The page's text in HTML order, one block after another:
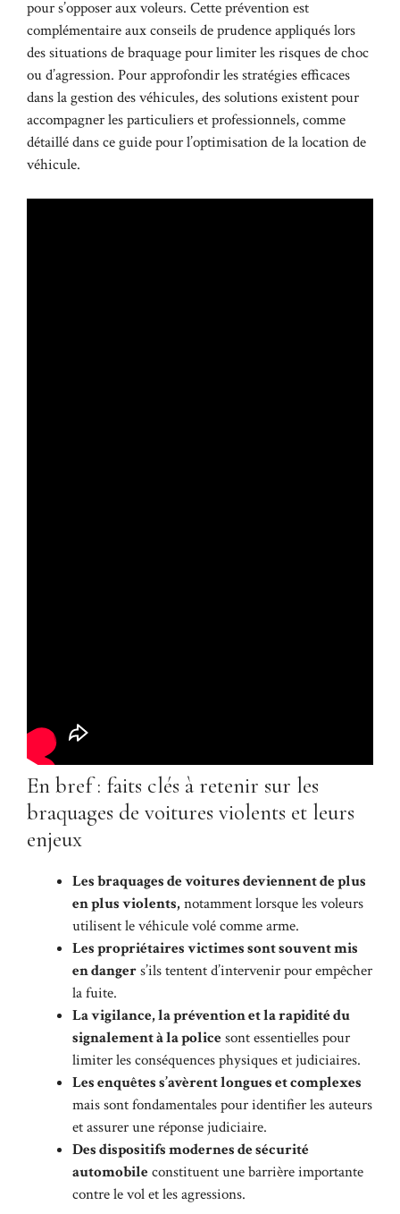
pour s’opposer aux voleurs. Cette prévention est
complémentaire aux conseils de prudence appliqués lors
des situations de braquage pour limiter les risques de choc
ou d’agression. Pour approfondir les stratégies efficaces
dans la gestion des véhicules, des solutions existent pour
accompagner les particuliers et professionnels, comme
détaillé dans ce guide pourl’optimisation de la location de
véhicule.
En bref : faits clés à retenir sur les
braquages de voitures violents et leurs
enjeux
Les braquages de voitures deviennent de plus
en plus violents, notamment lorsque les voleurs
utilisent le véhicule volé comme arme.
Les propriétaires victimes sont souvent mis
en dangers’ils tentent d’intervenir pour empêcher
la fuite.
La vigilance, la prévention et la rapidité du
signalement à la policesont essentielles pour
limiter les conséquences physiques et judiciaires.
Les enquêtes s’avèrent longues et complexes
mais sont fondamentales pour identifier les auteurs
et assurer une réponse judiciaire.
Des dispositifs modernes de sécurité
automobileconstituent une barrière importante
contre le vol et les agressions.